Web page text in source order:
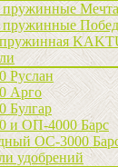
Мечта
Руслан
Арго
Булгар
и ОП-4000 Барс
ОС-3000
удобрений